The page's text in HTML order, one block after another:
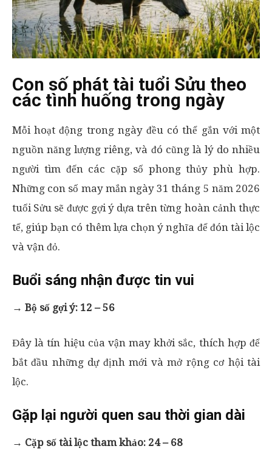
Con số phát tài tuổi Sửu theo
các tình huống trong ngày
Mỗi hoạt động trong ngày đều có thể gắn với một
nguồn năng lượng riêng, và đó cũng là lý do nhiều
người tìm đến các cặp số phong thủy phù hợp.
Những con số may mắn ngày 31 tháng 5 năm 2026
tuổi Sửu sẽ được gợi ý dựa trên từng hoàn cảnh thực
tế, giúp bạn có thêm lựa chọn ý nghĩa để đón tài lộc
và vận đỏ.
Buổi sáng nhận được tin vui
→ Bộ số gợi ý: 12 – 56
Đây là tín hiệu của vận may khởi sắc, thích hợp để
bắt đầu những dự định mới và mở rộng cơ hội tài
lộc.
Gặp lại người quen sau thời gian dài
→ Cặp số tài lộc tham khảo: 24 – 68